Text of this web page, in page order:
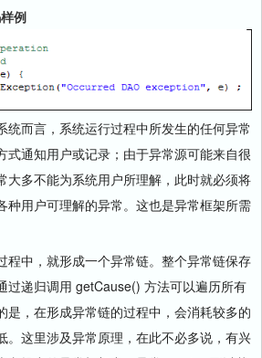
例
而言，系统运行过程中所发生的任何异常
式通知用户或记录；由于异常源可能来自很
大多不能为系统用户所理解，此时就必须将
种用户可理解的异常。这也是异常框架所需
中，就形成一个异常链。整个异常链保存
过递归调用 getCause() 方法可以遍历所有
是，在形成异常链的过程中，会消耗较多的
。这里涉及异常原理，在此不必多说，有兴